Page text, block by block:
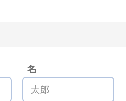
名